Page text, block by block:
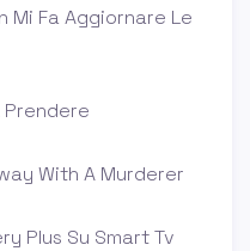
Mi Fa Aggiornare Le
Prendere
With A Murderer
Plus Su Smart Tv